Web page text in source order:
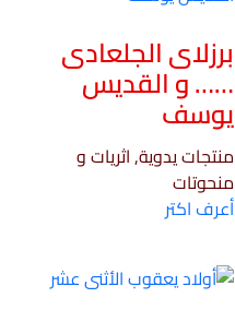
برزلاى الجلعادى
…… و القديس
يوسف
منتجات يدوية, اثريات و
منحوتات
أعرف اكتر